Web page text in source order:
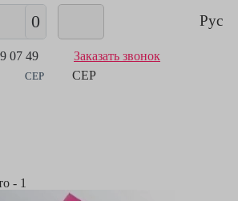
0 Рус
07 49 Заказать звонок
CEP CEP